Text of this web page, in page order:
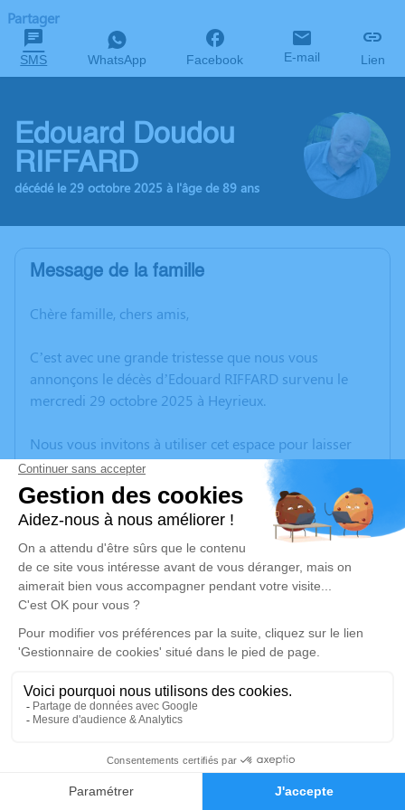
Faire-part Hommages
Partager
SMS WhatsApp Facebook E-mail Lien
Edouard Doudou
RIFFARD
décédé le 29 octobre 2025 à l'âge de 89 ans
Message de la famille
Chère famille, chers amis,
C’est avec une grande tristesse que nous vous
annonçons le décès d’Edouard RIFFARD survenu le
mercredi 29 octobre 2025 à Heyrieux.
Nous vous invitons à utiliser cet espace pour laisser
vos condoléances, partager des photos souvenirs, une
anecdote ou exprimer vos pensées à travers des
poèmes ou des textes. Cet endroit est un lieu
d'expression dédié à honorer la mémoire d’Edouard
RIFFARD.
Un service de plantation d’arbre hommage est
disponible ici.
Je rends hommage
Cérémonie religieuse
Église d'Heyrieux
3 Avenue Rozier